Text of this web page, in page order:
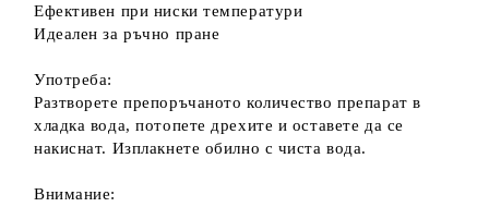
Ефективен при ниски температури
Идеален за ръчно пране
Употреба:
Разтворете препоръчаното количество препарат в
хладка вода, потопете дрехите и оставете да се
накиснат. Изплакнете обилно с чиста вода.
Внимание: